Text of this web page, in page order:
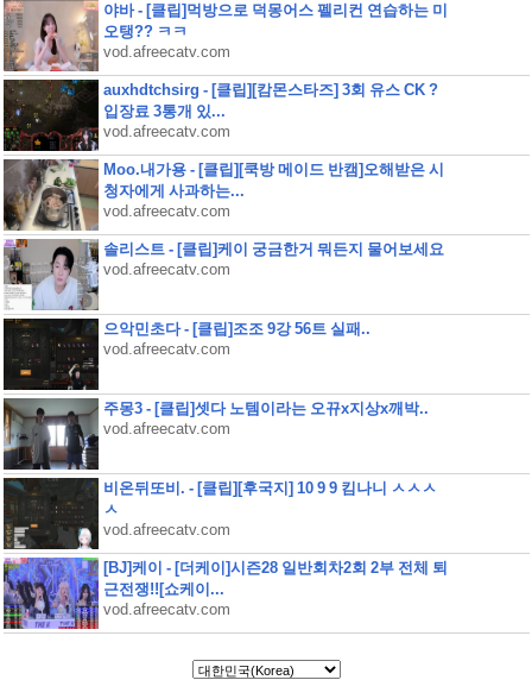
야바 - [클립]먹방으로 덕몽어스 펠리컨 연습하는 미
오탱?? ㅋㅋ
vod.afreecatv.com
auxhdtchsirg - [클립][캄몬스타즈] 3회 유스 CK ?
입장료 3통개 있...
vod.afreecatv.com
Moo.내가용 - [클립][쿡방 메이드 반캠]오해받은 시
청자에게 사과하는...
vod.afreecatv.com
솔리스트 - [클립]케이 궁금한거 뭐든지 물어보세요
vod.afreecatv.com
으악민초다 - [클립]조조 9강 56트 실패..
vod.afreecatv.com
주몽3 - [클립]셋다 노템이라는 오뀨x지상x깨박..
vod.afreecatv.com
비온뒤또비. - [클립][후국지] 10 9 9 킴나니 ㅅㅅㅅ
ㅅ
vod.afreecatv.com
[BJ]케이 - [더케이]시즌28 일반회차2회 2부 전체 퇴
근전쟁!![쇼케이...
vod.afreecatv.com